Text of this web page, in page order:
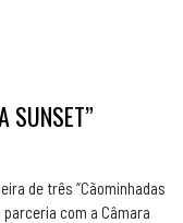
SUNSET”
de três “Cãominhadas
parceria com a Câmara